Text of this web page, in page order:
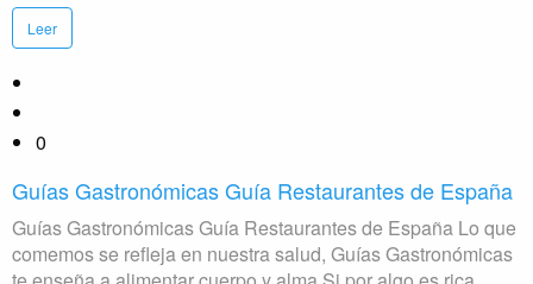
Leer
0
Guías Gastronómicas Guía Restaurantes de España
Guías Gastronómicas Guía Restaurantes de España Lo que
comemos se refleja en nuestra salud, Guías Gastronómicas